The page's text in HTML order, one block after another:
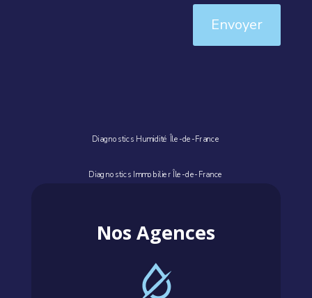
Envoyer
Diagnostics Humidité Île-de-France
Diagnostics Immobilier Île-de-France
Nos Agences